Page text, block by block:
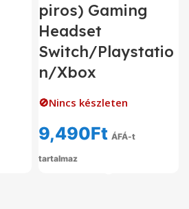
piros) Gaming
Headset
Switch/Playstatio
n/Xbox
🚫Nincs készleten
9,490Ft ÁFÁ-t
tartalmaz